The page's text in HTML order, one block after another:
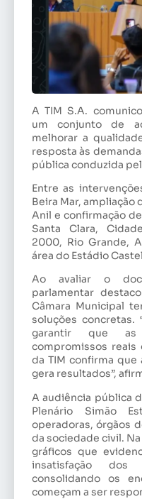
A TIM S.A.
um conjunto de
melhorar a
resposta às
pública conduzida
Entre as
Beira Mar, ampliação
Anil e confirmação
Santa Clara,
2000, Rio Grande,
área do Estádio
Ao avaliar o
parlamentar
Câmara Municipal
soluções concretas.
garantir que as
compromissos
da TIM confirma que
gera resultados”,
A audiência pública
Plenário Simão
operadoras, órgãos
da sociedade civil.
gráficos que
insatisfação
consolidando os
começam a ser